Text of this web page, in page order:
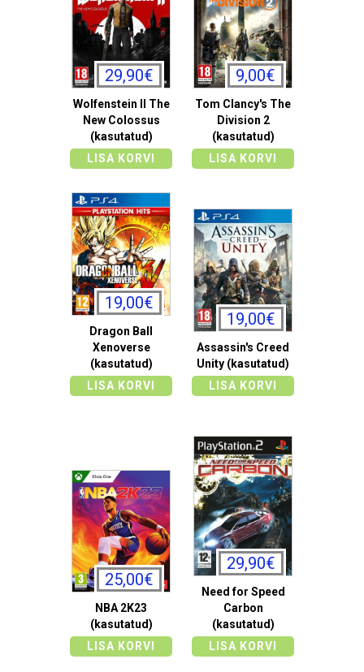
29,90€
Wolfenstein II The
New Colossus
(kasutatud)
LISA KORVI
9,00€
Tom Clancy's The
Division 2
(kasutatud)
LISA KORVI
19,00€
Dragon Ball
Xenoverse
(kasutatud)
LISA KORVI
19,00€
Assassin's Creed
Unity (kasutatud)
LISA KORVI
25,00€
NBA 2K23
(kasutatud)
LISA KORVI
29,90€
Need for Speed
Carbon
(kasutatud)
LISA KORVI